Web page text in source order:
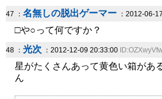
47 ： 名無しの脱出ゲーマー ：2012-06-
□や○って何ですか？
48 ： 光次 ：2012-12-09 20:33:00
星がたくさんあって黄色い箱があ
ん